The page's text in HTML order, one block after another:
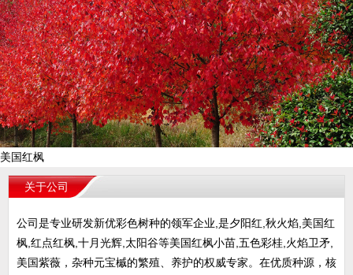
美国红枫
关于公司
公司是专业研发新优彩色树种的领军企业,是夕阳红,秋火焰,美国红
枫,红点红枫,十月光辉,太阳谷等美国红枫小苗,五色彩桂,火焰卫矛,
美国紫薇，杂种元宝槭的繁殖、养护的权威专家。在优质种源，核